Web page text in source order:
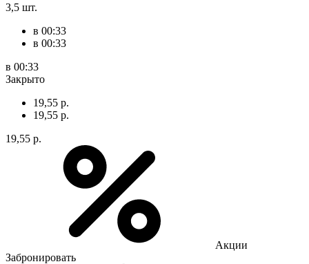
3,5 шт.
в 00:33
в 00:33
в 00:33
Закрыто
19,55 р.
19,55 р.
19,55 р.
Акции
Забронировать